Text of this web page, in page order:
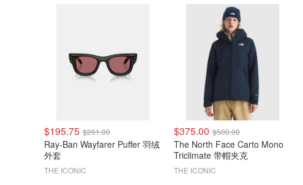
$195.75 $261.00
Ray-Ban Wayfarer Puffer 羽绒
外套
THE ICONIC
$375.00 $500.00
The North Face Carto Mono
Triclimate 带帽夹克
THE ICONIC